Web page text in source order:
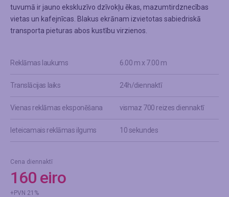
tuvumā ir jauno ekskluzīvo dzīvokļu ēkas, mazumtirdznecības
vietas un kafejnīcas. Blakus ekrānam izvietotas sabiedriskā
transporta pieturas abos kustību virzienos.
Reklāmas laukums 6.00 m x 7.00 m
Translācijas laiks 24h/diennaktī
Vienas reklāmas eksponēšana vismaz 700 reizes diennaktī
Ieteicamais reklāmas ilgums 10 sekundes
Cena diennaktī
160 eiro
+PVN 21%